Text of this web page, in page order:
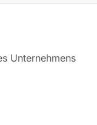
Unternehmens